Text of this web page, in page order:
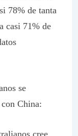
78% de tanta
casi 71% de
se
China:
cree